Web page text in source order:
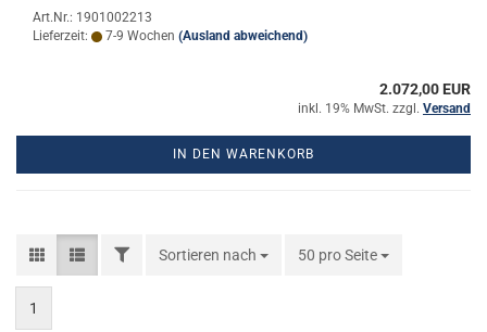
Art.Nr.: 1901002213
Lieferzeit:
7-9 Wochen (Ausland abweichend)
2.072,00 EUR
inkl. 19% MwSt. zzgl. Versand
IN DEN WARENKORB
FILTERSortieren nach
Sortieren nach 50 pro Seite
pro Seite
1